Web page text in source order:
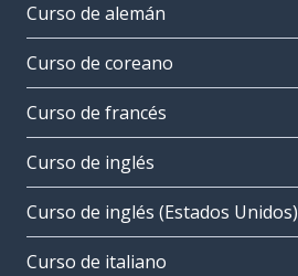
Curso de alemán
Curso de coreano
Curso de francés
Curso de inglés
Curso de inglés (Estados Unidos)
Curso de italiano